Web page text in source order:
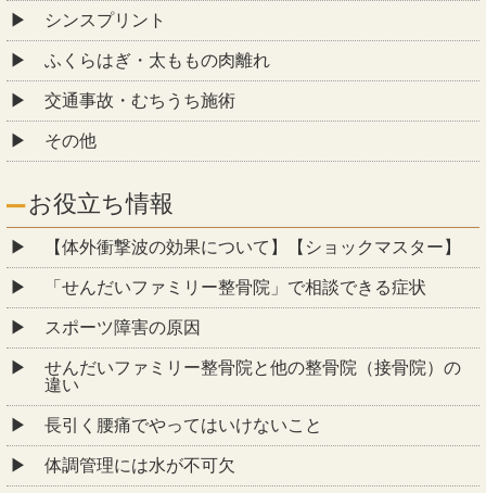
シンスプリント
ふくらはぎ・太ももの肉離れ
交通事故・むちうち施術
その他
お役立ち情報
【体外衝撃波の効果について】【ショックマスター】
「せんだいファミリー整骨院」で相談できる症状
スポーツ障害の原因
せんだいファミリー整骨院と他の整骨院（接骨院）の
違い
長引く腰痛でやってはいけないこと
体調管理には水が不可欠